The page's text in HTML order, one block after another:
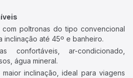
com poltronas do tipo convencional
inclinação até 45º e banheiro.
confortáveis, ar-condicionado,
água mineral.
maior inclinação, ideal para viagens